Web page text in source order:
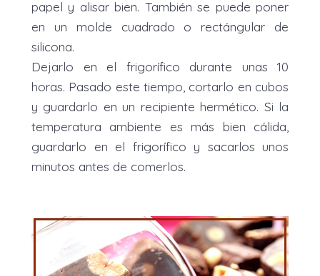
papel y alisar bien. También se puede poner
en un molde cuadrado o rectángular de
silicona.
Dejarlo en el frigorífico durante unas 10
horas. Pasado este tiempo, cortarlo en cubos
y guardarlo en un recipiente hermético. Si la
temperatura ambiente es más bien cálida,
guardarlo en el frigorífico y sacarlos unos
minutos antes de comerlos.